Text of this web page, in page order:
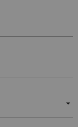
arrow_drop_down